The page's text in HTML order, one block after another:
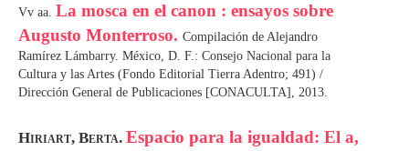
Vv aa. La mosca en el canon : ensayos sobre
Augusto Monterroso. Compilación de Alejandro
Ramírez Lámbarry. México, D. F.: Consejo Nacional para la
Cultura y las Artes (Fondo Editorial Tierra Adentro; 491) /
Dirección General de Publicaciones [CONACULTA], 2013.
Hiriart, Berta. Espacio para la igualdad: El a,